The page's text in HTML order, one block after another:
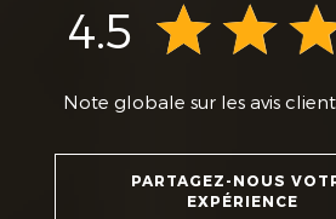
4.5
Note globale sur les avis
PARTAGEZ-NOUS
EXPÉRIENCE